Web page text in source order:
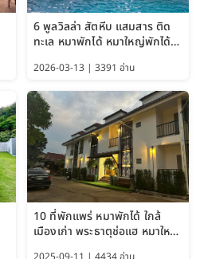
6 พูลวิลล่า สัตหีบ แสมสาร ติด
ทะเล หมาพักได้ หมาใหญ่พักได้
2026-03-13 | 3391 อ่าน
10 ที่พักแพร่ หมาพักได้ ใกล้
เมืองเก่า พระธาตุช่อแฮ หมาใหญ่